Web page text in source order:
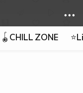
🪀CHILL ZONE